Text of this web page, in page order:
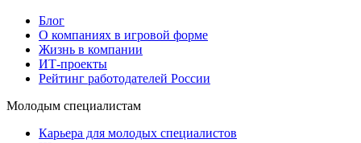
Блог
О компаниях в игровой форме
Жизнь в компании
ИТ-проекты
Рейтинг работодателей России
Молодым специалистам
Карьера для молодых специалистов